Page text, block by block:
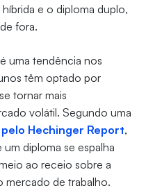
e o diploma duplo,
fora.
uma tendência nos
têm optado por
tornar mais
volátil. Segundo uma
Hechinger Report,
diploma se espalha
ao receio sobre a
mercado de trabalho.